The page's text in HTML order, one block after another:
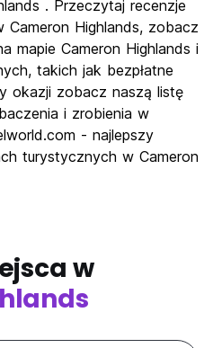
4.8
8.0
. Przeczytaj recenzje
Highlands, zobacz
mapie Cameron Highlands i
takich jak bezpłatne
okazji zobacz naszą listę
i zrobienia w
- najlepszy
turystycznych w Cameron
w